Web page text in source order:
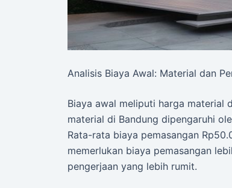
Analisis Biaya Awal: Material dan
Biaya awal meliputi harga material
material di Bandung dipengaruhi
Rata-rata biaya pemasangan
memerlukan biaya pemasangan
pengerjaan yang lebih rumit.